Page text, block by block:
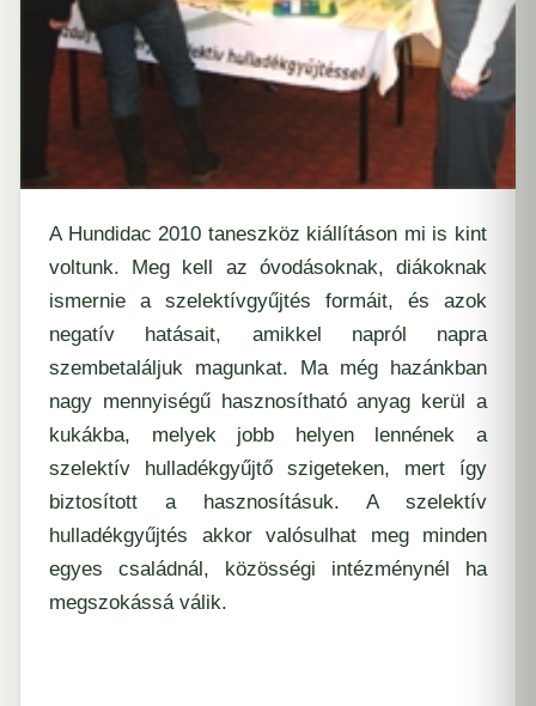
A Hundidac 2010 taneszköz kiállításon mi is kint
voltunk. Meg kell az óvodásoknak, diákoknak
ismernie a szelektívgyűjtés formáit, és azok
negatív hatásait, amikkel napról napra
szembetaláljuk magunkat. Ma még hazánkban
nagy mennyiségű hasznosítható anyag kerül a
kukákba, melyek jobb helyen lennének a
szelektív hulladékgyűjtő szigeteken, mert így
biztosított a hasznosításuk. A szelektív
hulladékgyűjtés akkor valósulhat meg minden
egyes családnál, közösségi intézménynél ha
megszokássá válik.